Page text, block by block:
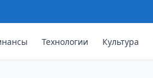
Технологии Культура